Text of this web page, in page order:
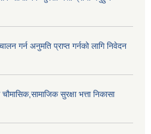
गर्न अनुमति प्राप्त गर्नको लागि निवेदन
सुरक्षा भत्ता निकासा